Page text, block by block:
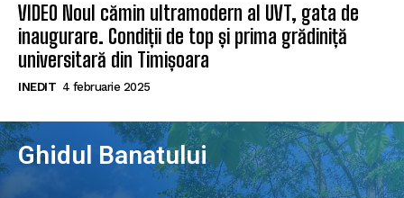
VIDEO Noul cămin ultramodern al UVT, gata de
inaugurare. Condiții de top și prima grădiniță
universitară din Timișoara
INEDIT 4 februarie 2025
Ghidul Banatului